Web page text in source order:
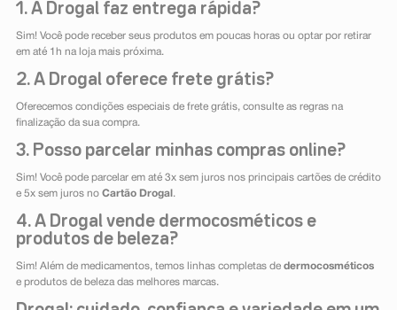
1. A Drogal faz entrega rápida?
Sim! Você pode receber seus produtos em poucas horas ou optar por retirar
em até 1h na loja mais próxima.
2. A Drogal oferece frete grátis?
Oferecemos condições especiais de frete grátis, consulte as regras na
finalização da sua compra.
3. Posso parcelar minhas compras online?
Sim! Você pode parcelar em até 3x sem juros nos principais cartões de crédito
e 5x sem juros no Cartão Drogal .
4. A Drogal vende dermocosméticos e
produtos de beleza?
Sim! Além de medicamentos, temos linhas completas de dermocosméticos
e produtos de beleza das melhores marcas.